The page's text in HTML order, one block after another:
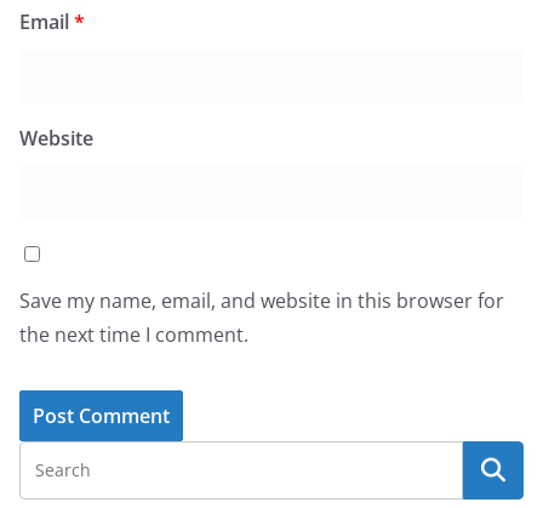
Email*
Website
Save my name, email, and website in this browser for
the next time I comment.